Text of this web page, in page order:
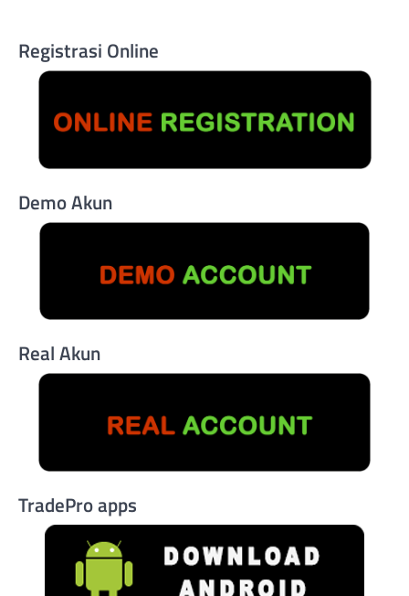
Registrasi Online
Demo Akun
Real Akun
TradePro apps